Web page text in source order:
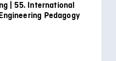
| 55. International
Pedagogy